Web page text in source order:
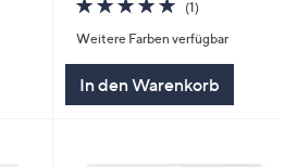
von
5
(1)
Weitere Farben verfügbar
In den Warenkorb